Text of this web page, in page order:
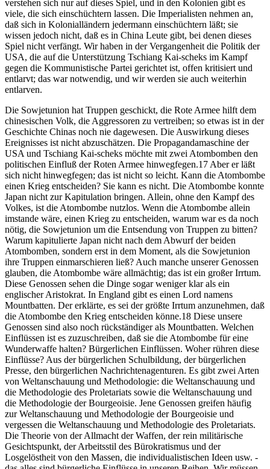
verstehen sich nur auf dieses Spiel, und in den Kolonien gibt es
viele, die sich einschüchtern lassen. Die Imperialisten nehmen an,
daß sich in Kolonialländern jedermann einschüchtern läßt; sie
wissen jedoch nicht, daß es in China Leute gibt, bei denen dieses
Spiel nicht verfängt. Wir haben in der Vergangenheit die Politik der
USA, die auf die Unterstützung Tschiang Kai-scheks im Kampf
gegen die Kommunistische Partei gerichtet ist, offen kritisiert und
entlarvt; das war notwendig, und wir werden sie auch weiterhin
entlarven.
Die Sowjetunion hat Truppen geschickt, die Rote Armee hilft dem
chinesischen Volk, die Aggressoren zu vertreiben; so etwas ist in der
Geschichte Chinas noch nie dagewesen. Die Auswirkung dieses
Ereignisses ist nicht abzuschätzen. Die Propagandamaschine der
USA und Tschiang Kai-scheks möchte mit zwei Atombomben den
politischen Einfluß der Roten Armee hinwegfegen.17 Aber er läßt
sich nicht hinwegfegen; das ist nicht so leicht. Kann die Atombombe
einen Krieg entscheiden? Sie kann es nicht. Die Atombombe konnte
Japan nicht zur Kapitulation bringen. Allein, ohne den Kampf des
Volkes, ist die Atombombe nutzlos. Wenn die Atombombe allein
imstande wäre, einen Krieg zu entscheiden, warum war es da noch
nötig, die Sowjetunion um die Entsendung von Truppen zu bitten?
Warum kapitulierte Japan nicht nach dem Abwurf der beiden
Atombomben, sondern erst in dem Moment, als die Sowjetunion
ihre Truppen einmarschieren ließ? Auch manche unserer Genossen
glauben, die Atombombe wäre allmächtig; das ist ein großer Irrtum.
Diese Genossen sehen die Dinge sogar weniger klar als ein
englischer Aristokrat. In England gibt es einen Lord namens
Mountbatten. Der erklärte, es sei der größte Irrtum anzunehmen, daß
die Atombombe den Krieg entscheiden könne.18 Diese unsere
Genossen sind also noch rückständiger als Mountbatten. Welchen
Einflüssen ist es zuzuschreiben, daß sie die Atombombe für eine
Wunderwaffe halten? Bürgerlichen Einflüssen. Woher rühren diese
Einflüsse? Aus der bürgerlichen Schulbildung, der bürgerlichen
Presse, den bürgerlichen Nachrichtenagenturen. Es gibt zwei Arten
von Weltanschauung und Methodologie: die Weltanschauung und
die Methodologie des Proletariats sowie die Weltanschauung und
die Methodologie der Bourgeoisie. Jene Genossen greifen häufig
zur Weltanschauung und Methodologie der Bourgeoisie und
vergessen die Weltanschauung und Methodologie des Proletariats.
Die Theorie von der Allmacht der Waffen, der rein militärische
Gesichtspunkt, der Arbeitsstil des Bürokratismus und der
Losgelöstheit von den Massen, die individualistischen Ideen usw. -